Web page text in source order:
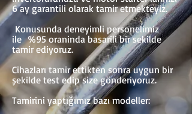
6 ay garantili olarak tamir etmekteyiz.
Konusunda deneyimli personelimiz
ile %95 oraninda basarili bir sekilde
tamir ediyoruz.
Cihazları tamir ettikten sonra uygun bir
şekilde test edip size gönderiyoruz.
Tamirini yaptığımız bazı modeller: